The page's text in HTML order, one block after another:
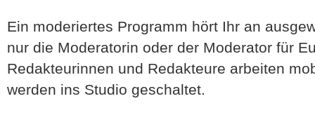
Ein moderiertes Programm hört Ihr an
nur die Moderatorin oder der Moderator für
Redakteurinnen und Redakteure arbeiten
werden ins Studio geschaltet.